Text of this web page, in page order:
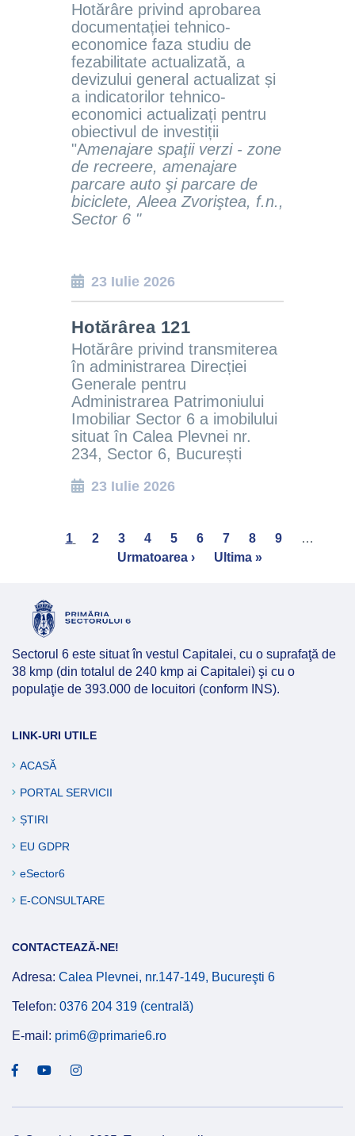
Hotărâre privind aprobarea
documentației tehnico-
economicefaza studiu de
fezabilitateactualizată, a
devizului general actualizat și
a indicatorilor tehnico-
economici actualizați pentru
obiectivul de investiții
"Amenajare spaţii verzi - zone
de recreere, amenajare
parcare auto şi parcare de
biciclete, Aleea Zvoriştea, f.n.,
Sector 6 "
23 Iulie 2026
Hotărârea 121
Hotărâre privind transmiterea
în administrarea Direcției
Generale pentru
Administrarea Patrimoniului
Imobiliar Sector 6 a imobilului
situat în Calea Plevnei nr.
234, Sector 6, București
23 Iulie 2026
PaginationCurrent
1 Page
2 Page
3 Page
4 Page
5 Page
6 Page
7 Page
8 Page
9 …
Urmatoarea ›
Last
Ultima »
Sectorul 6 este situat în vestul Capitalei, cu o suprafaţă de
38 kmp (din totalul de 240 kmp ai Capitalei) şi cu o
populaţie de 393.000 de locuitori (conform INS).
LINK-URI UTILE
ACASĂ
PORTAL SERVICII
ȘTIRI
EU GDPR
eSector6
E-CONSULTARE
CONTACTEAZĂ-NE!
Adresa: Calea Plevnei, nr.147-149, Bucureşti 6
Telefon: 0376 204 319 (centrală)
E-mail: prim6@primarie6.ro